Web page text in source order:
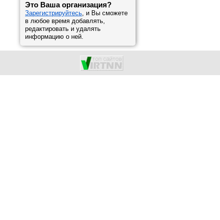
Это Ваша организация?
Зарегистрируйтесь, и Вы сможете
в любое время добавлять,
редактировать и удалять
информацию о ней.